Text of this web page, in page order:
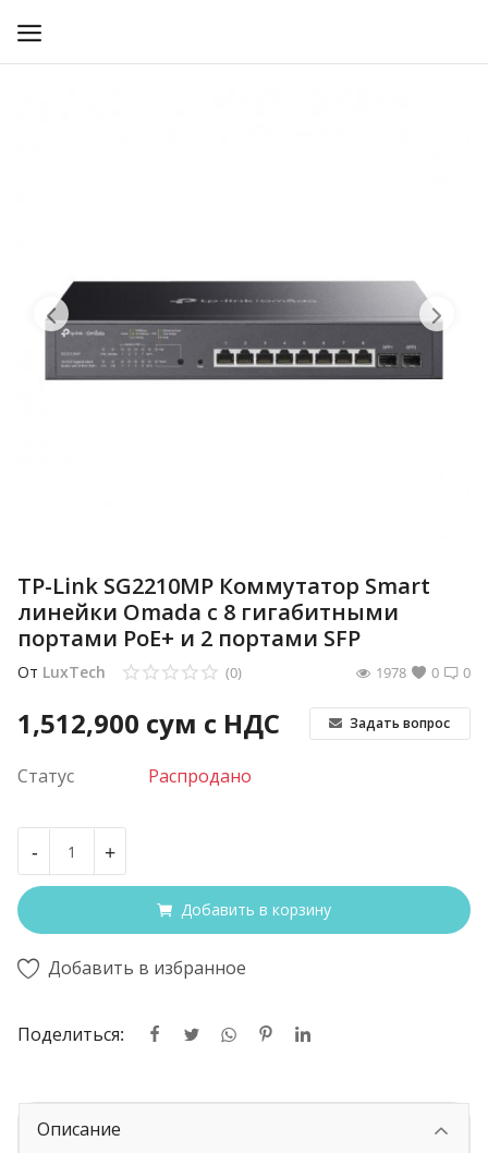
Прочее
Избранное
TP-Link SG2210MP Коммутатор Smart
линейки Omada с 8 гигабитными
портами PoE+ и 2 портами SFP
От LuxTech 0
(0) 0
1978
1,512,900 сум с НДС Задать вопрос
Статус Распродано
- +
Добавить в корзину
Добавить в избранное
Поделиться:
Описание